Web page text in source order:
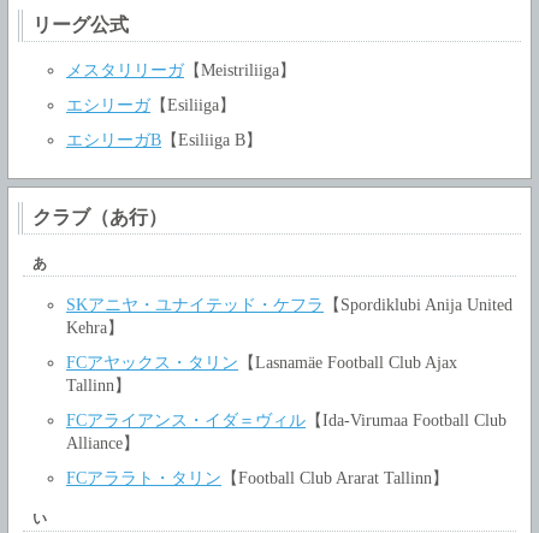
リーグ公式
メスタリリーガ【Meistriliiga】
エシリーガ【Esiliiga】
エシリーガB 【Esiliiga B】
クラブ（あ行）
あ
SKアニヤ・ユナイテッド・ケフラ
【Spordiklubi Anija United
Kehra】
FCアヤックス・タリン 【Lasnamäe Football Club Ajax
Tallinn】
FCアライアンス・イダ＝ヴィル 【Ida-Virumaa Football Club
Alliance】
FCアララト・タリン 【Football Club Ararat Tallinn】
い